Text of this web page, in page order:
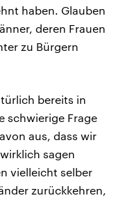
haben. Glauben
deren Frauen
zu Bürgern
bereits in
schwierige Frage
aus, dass wir
sagen
vielleicht selber
zurückkehren,